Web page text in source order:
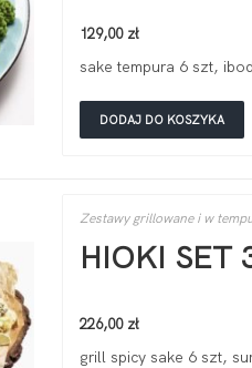
129,00 zł
sake tempura 6 szt,
DODAJ DO KOSZYKA
Zestawy grillowane i w
HIOKI SET
226,00 zł
grill spicy sake 6 szt,